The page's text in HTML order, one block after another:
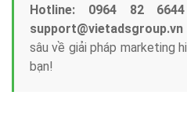
Hotline: 0964 82
support@vietadsgroup.vn
sâu về giải pháp marketing
bạn!